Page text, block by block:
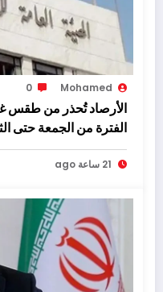
Mohamed
0
الأرصاد تُحذر من طقس
الفترة من الجمعة حتى الثلاثاء 11
21 ساعة ago